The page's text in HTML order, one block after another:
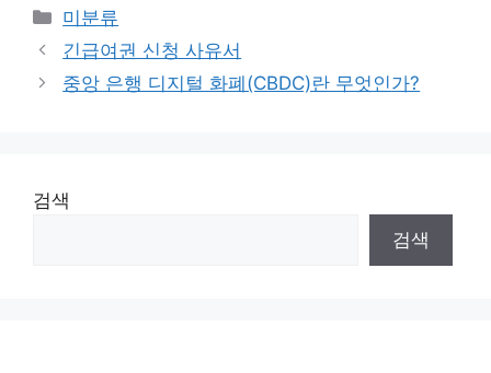
Categories
미분류
긴급여권 신청 사유서
중앙 은행 디지털 화폐(CBDC)란 무엇인가?
검색
검색